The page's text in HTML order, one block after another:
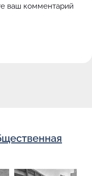
ваш комментарий